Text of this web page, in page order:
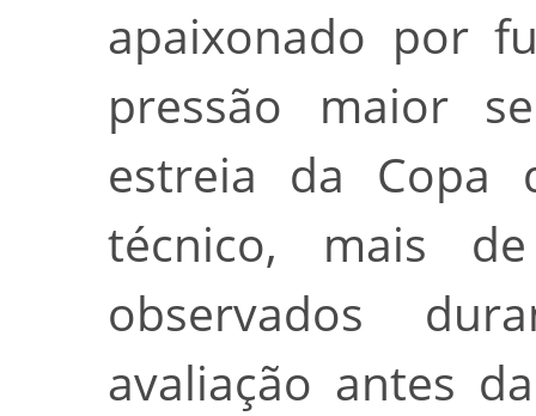
apaixonado por
pressão maior
estreia da Copa
técnico, mais
observados
avaliação antes